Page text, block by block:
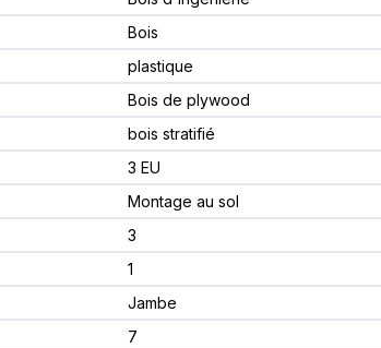
Bois
plastique
Bois de plywood
bois stratifié
3 EU
Montage au sol
3
1
Jambe
7